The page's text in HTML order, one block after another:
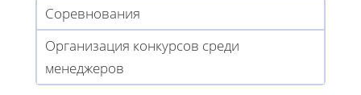
Соревнования
Организация конкурсов среди
менеджеров